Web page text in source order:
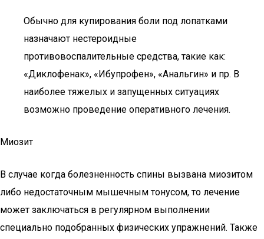
Обычно для купирования боли под лопатками
назначают нестероидные
противовоспалительные средства, такие как:
«Диклофенак», «Ибупрофен», «Анальгин» и пр. В
наиболее тяжелых и запущенных ситуациях
возможно проведение оперативного лечения.
Миозит
В случае когда болезненность спины вызвана миозитом
либо недостаточным мышечным тонусом, то лечение
может заключаться в регулярном выполнении
специально подобранных физических упражнений. Также